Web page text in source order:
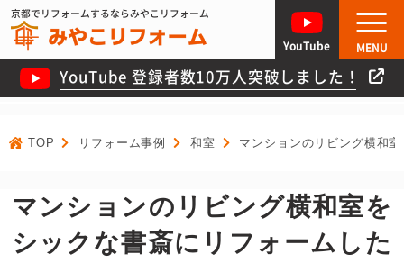
京都でリフォームするならみやこリフォーム
YouTube 登録者数10万人突破しました！
YouTube MENU
TOP リフォーム事例 和室 マンションのリビング横和
マンションのリビング横和室を
シックな書斎にリフォームした